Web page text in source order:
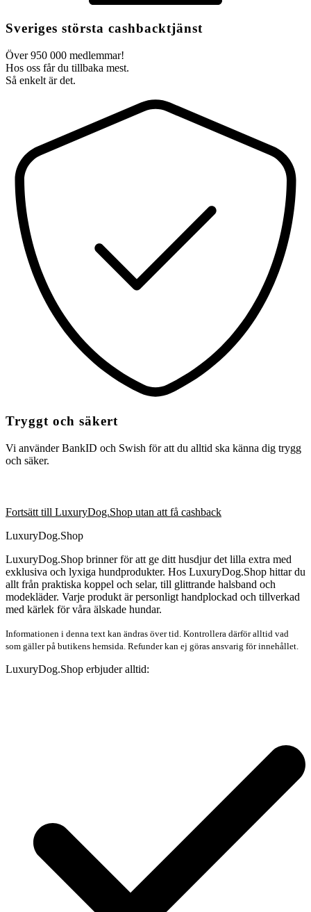
Sveriges största cashbacktjänst
Över 950 000 medlemmar!
Hos oss får du tillbaka mest.
Så enkelt är det.
Tryggt och säkert
Vi använder BankID och Swish för att du alltid ska känna dig trygg
och säker.
Fortsätt till LuxuryDog.Shop utan att få cashback
LuxuryDog.Shop
LuxuryDog.Shop brinner för att ge ditt husdjur det lilla extra med
exklusiva och lyxiga hundprodukter. Hos LuxuryDog.Shop hittar du
allt från praktiska koppel och selar, till glittrande halsband och
modekläder. Varje produkt är personligt handplockad och tillverkad
med kärlek för våra älskade hundar.
Informationen i denna text kan ändras över tid. Kontrollera därför alltid vad
som gäller på butikens hemsida. Refunder kan ej göras ansvarig för innehållet.
LuxuryDog.Shop erbjuder alltid: